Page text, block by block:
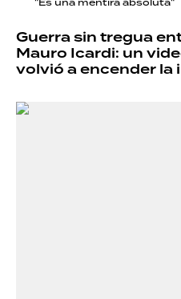
Guerra sin tregua
Mauro Icardi: un
volvió a encender la